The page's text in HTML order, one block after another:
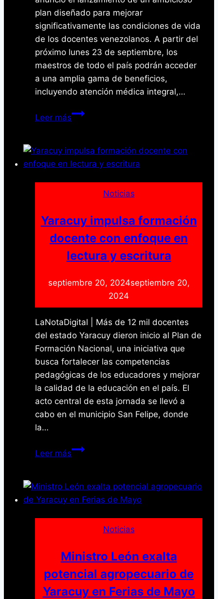
plan diseñado para mejorar
significativamente las condiciones de vida
de los docentes venezolanos. A partir del
próximo lunes 23 de septiembre, los
maestros de todo el país podrán acceder
a una amplia gama de beneficios,
incluyendo atención médica integral,…
Leer másGobierno
plan
integral
beneficios
docentes
Noticias
Yaracuy impulsa formación
docente con enfoque en
lectura y escritura
septiembre 20, 2024septiembre 20,
2024
LaNotaDigital | Más de 12 mil docentes
del estado Yaracuy dieron inicio al Plan de
Formación Nacional, una iniciativa que
busca fortalecer las competencias
pedagógicas de los educadores y mejorar
la calidad de la educación en el país. El
acto central de esta jornada se llevó a
cabo en el municipio San Felipe, donde
la…
Leer másYaracuy
docente
con
y
escritura
Noticias
Ministro León exalta
potencial agropecuario de
Yaracuy en Ferias de Mayo